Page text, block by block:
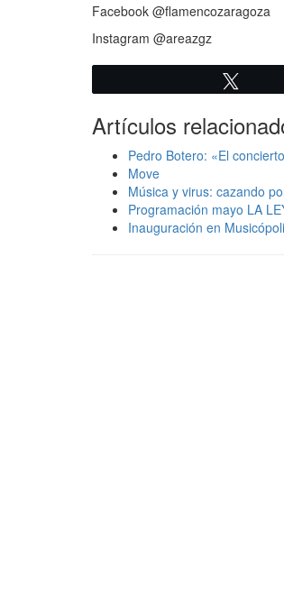
Facebook @flamencozaragoza
Instagram @areazgz
Artículos
Pedro Botero: «El
Move
Música y virus: cazando
Programación mayo LA
Inauguración en